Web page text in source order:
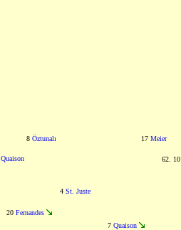
8 Öztunalı 17 Meier
Quaison 62.
4 St. Juste
20 Fernandes
7 Quaison